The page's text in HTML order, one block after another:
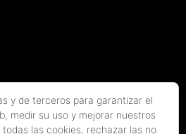
y de terceros para garantizar el
medir su uso y mejorar nuestros
las cookies, rechazar las no